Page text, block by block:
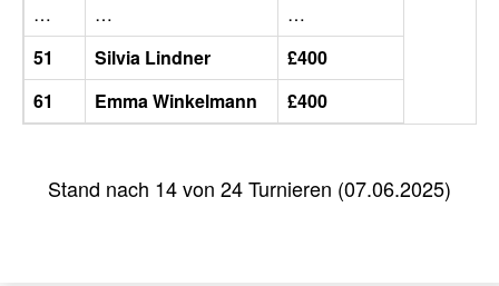
…
…
…
51
Silvia Lindner
£400
61
Emma Winkelmann £400
Stand nach 14 von 24 Turnieren (07.06.2025)